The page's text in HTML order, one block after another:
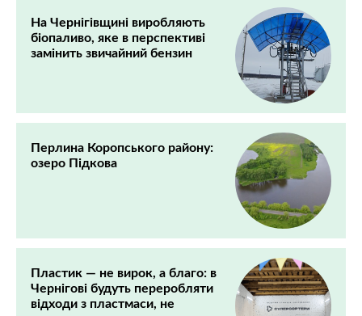
На Чернігівщині виробляють
біопаливо, яке в перспективі
замінить звичайний бензин
Перлина Коропського району:
озеро Підкова
Пластик — не вирок, а благо: в
Чернігові будуть переробляти
відходи з пластмаси, не